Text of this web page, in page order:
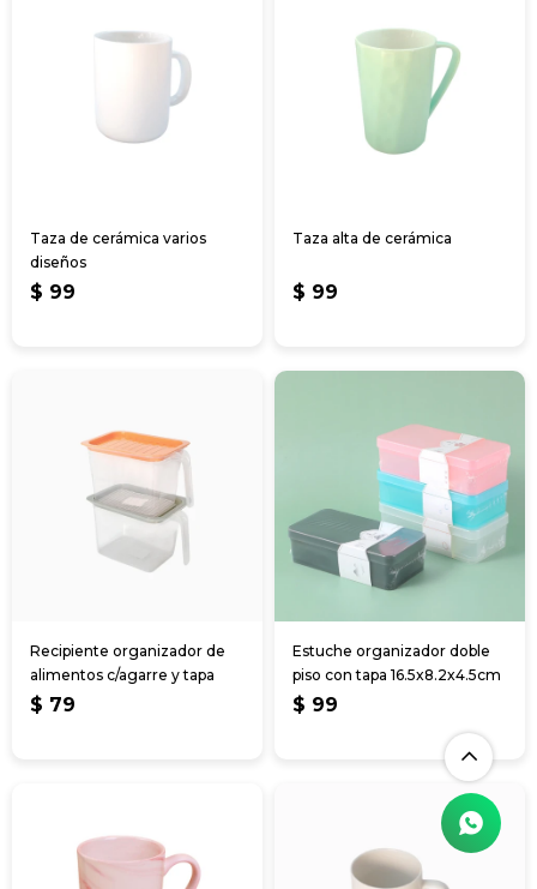
Taza de cerámica varios
diseños
$ 99
Taza alta de cerámica
$ 99
Recipiente organizador de
alimentos c/agarre y tapa
$ 79
Estuche organizador doble
piso con tapa 16.5x8.2x4.5cm
$ 99